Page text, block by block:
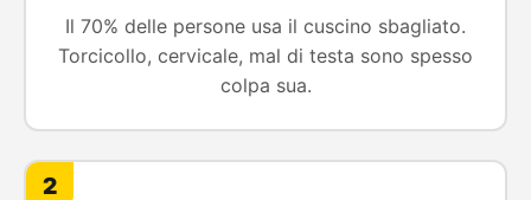
Il 70% delle persone usa il cuscino sbagliato.
Torcicollo, cervicale, mal di testa sono spesso
colpa sua.
2